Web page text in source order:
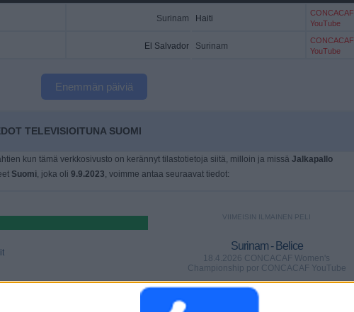
Surinam Haiti
CONCACAF
YouTube
El Salvador Surinam
CONCACAF
YouTube
Enemmän päiviä
TELEVISIOITUNA SUOMI
kun tämä verkkosivusto on kerännyt tilastotietoja siitä, milloin ja missä Jalkapallo
Suomi, joka oli 9.9.2023, voimme antaa seuraavat tiedot:
VIIMEISIN ILMAINEN PELI
Surinam - Belice
18.4.2026 CONCACAF Women's
Championship por CONCACAF YouTube